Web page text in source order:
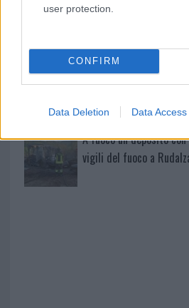
user protection.
CONFIRM
Data Deletion Data Access
Giorgia Meloni a La
Incendio nella notte a
A fuoco un deposito
vigili del fuoco a